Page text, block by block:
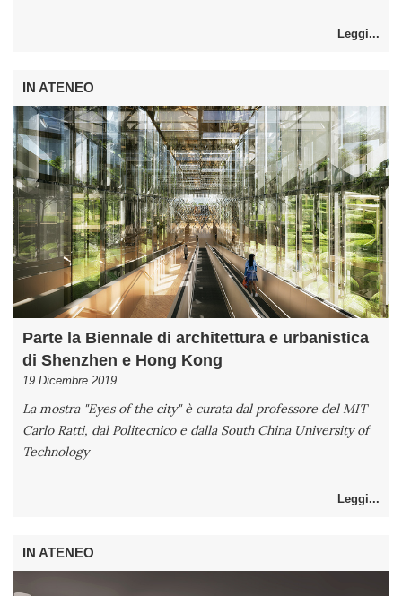
Leggi...
IN ATENEO
Parte la Biennale di architettura e urbanistica
di Shenzhen e Hong Kong
19 Dicembre 2019
La mostra "Eyes of the city" è curata dal professore del MIT
Carlo Ratti, dal Politecnico e dalla South China University of
Technology
Leggi...
IN ATENEO